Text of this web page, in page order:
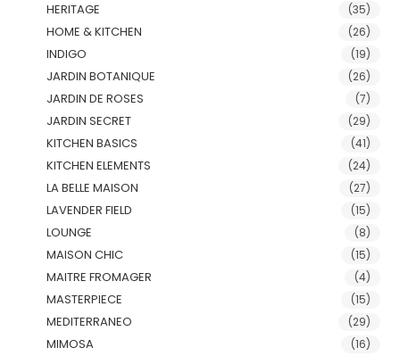
HERITAGE (35)
HOME & KITCHEN (26)
INDIGO (19)
JARDIN BOTANIQUE (26)
JARDIN DE ROSES (7)
JARDIN SECRET (29)
KITCHEN BASICS (41)
KITCHEN ELEMENTS (24)
LA BELLE MAISON (27)
LAVENDER FIELD (15)
LOUNGE (8)
MAISON CHIC (15)
MAITRE FROMAGER (4)
MASTERPIECE (15)
MEDITERRANEO (29)
MIMOSA (16)